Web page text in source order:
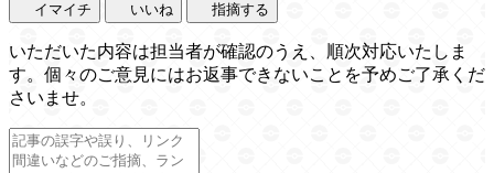
イマイチ いいね 指摘する
いただいた内容は担当者が確認のうえ、順次対応いたしま
す。個々のご意見にはお返事できないことを予めご了承くだ
さいませ。